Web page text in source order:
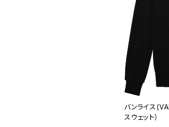
バンライス
スウェット）